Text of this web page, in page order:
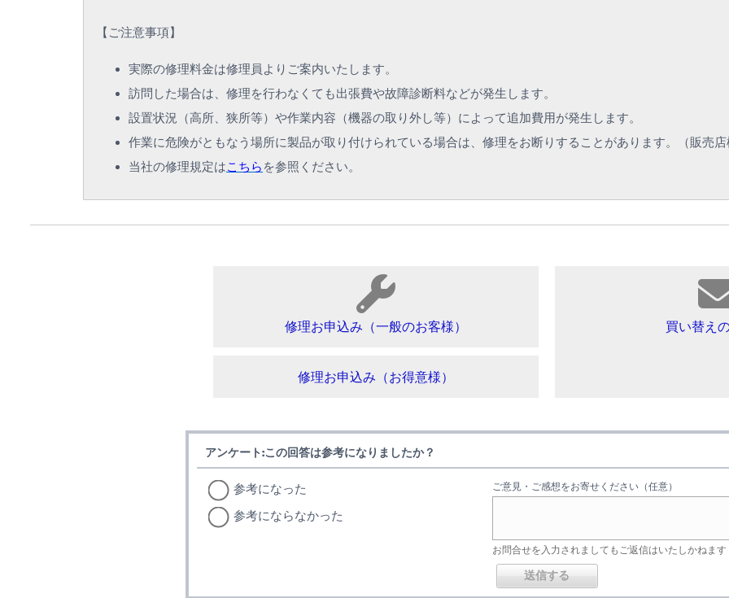
【 ご注意事項】
実際の修理料金は修理員よりご案内いたします。
訪問した場合は、修理を行わなくても出張費や故障診断料などが発生します。
設置状況（高所、狭所等）や作業内容（機器の取り外し等）によって追加費用が発生します。
作業に危険がともなう場所に製品が取り付けられている場合は、修理をお断りすることがあります。（販売
当社の修理規定はこちら を参照ください。
修理お申込み（一般のお客様）
修理お申込み（お得意様）
買い替え
アンケート:この回答は参考になりましたか？
参考になった
参考にならなかった
ご意見・ご感想をお寄せください（任意）
お問合せを入力されましてもご返信はいたしかねます